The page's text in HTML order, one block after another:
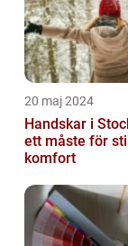
20 maj 2024
Handskar i
ett måste för
komfort